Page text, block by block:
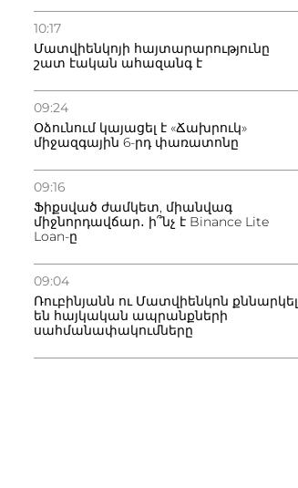
10:17
Մատվիենկոյի հայտարարությունը
շատ էական ահազանգ է
09:24
Օձունում կայացել է «Ճախրուկ»
միջազգային 6-րդ փառատոնը
09:16
Ֆիքսված ժամկետ, միանվագ
միջնորդավճար․ ի՞նչ է Binance Lite
Loan-ը
09:04
Ռուբինյանն ու Մատվիենկոն քննարկել
են հայկական ապրանքների
սահմանափակումները